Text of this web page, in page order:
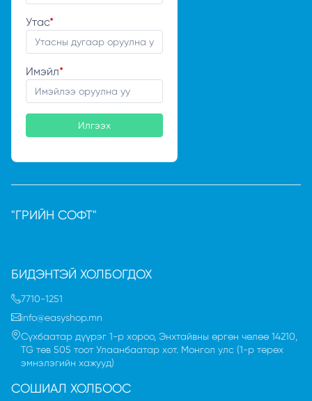
Утас*
Имэйл*
Илгээх
"ГРИЙН СОФТ"
БИДЭНТЭЙ ХОЛБОГДОХ
7710-1251
info@easyshop.mn
Сүхбаатар дүүрэг 1-р хороо, Энхтайвны өргөн чөлөө 14210,
TG төв 505 тоот Улаанбаатар хот. Монгол улc (1-р төрөх
эмнэлэгийн хажууд)
СОШИАЛ ХОЛБООС